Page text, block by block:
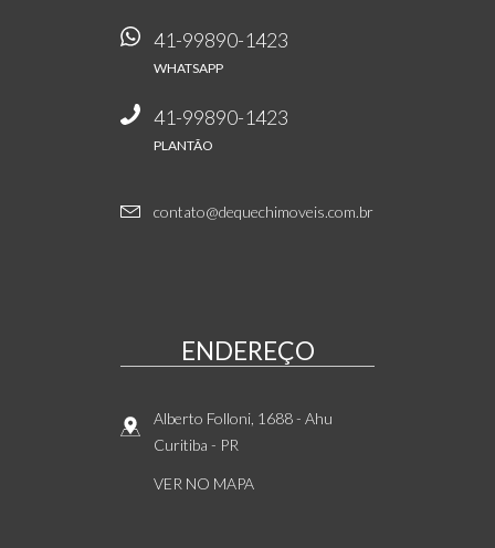
41-99890-1423
WHATSAPP
41-99890-1423
PLANTÃO
contato@dequechimoveis.com.br
ENDEREÇO
Alberto Folloni, 1688- Ahu
Curitiba - PR
VER NO MAPA